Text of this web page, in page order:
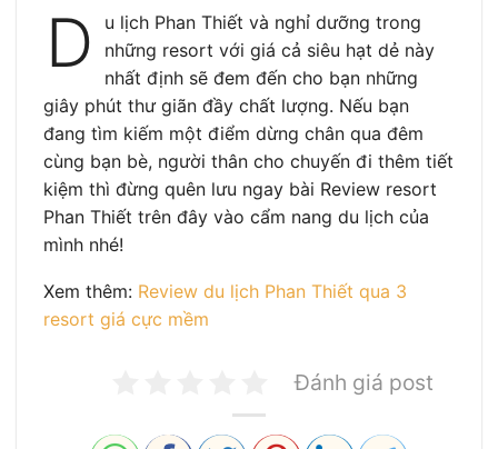
D
u lịch Phan Thiết và nghỉ dưỡng trong
những resort với giá cả siêu hạt dẻ này
nhất định sẽ đem đến cho bạn những
giây phút thư giãn đầy chất lượng. Nếu bạn
đang tìm kiếm một điểm dừng chân qua đêm
cùng bạn bè, người thân cho chuyến đi thêm tiết
kiệm thì đừng quên lưu ngay bài Review resort
Phan Thiết trên đây vào cẩm nang du lịch của
mình nhé!
Xem thêm: Review du lịch Phan Thiết qua 3
resort giá cực mềm
Đánh giá post